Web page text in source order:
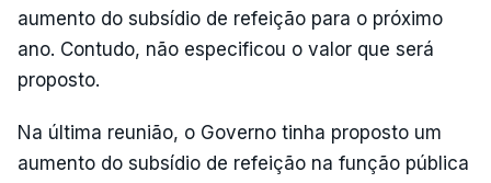
aumento do subsídio de refeição para o próximo
ano. Contudo, não especificou o valor que será
proposto.
Na última reunião, o Governo tinha proposto um
aumento do subsídio de refeição na função pública